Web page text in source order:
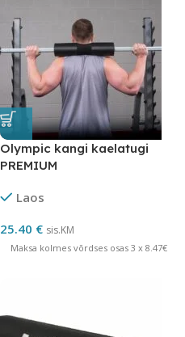
Olympic kangi kaelatugi
PREMIUM
Laos
25.40 € sis.KM
Maksa kolmes võrdses osas 3 x 8.47€